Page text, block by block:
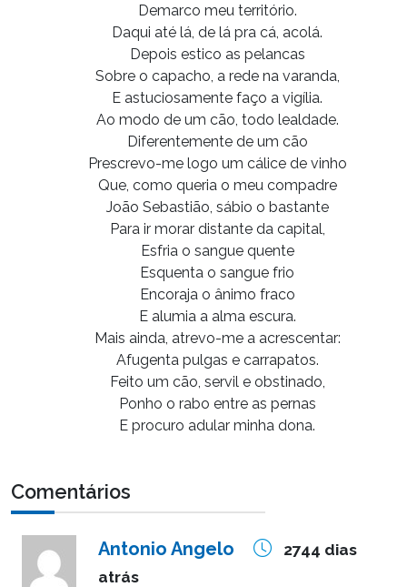
Demarco meu território.
Daqui até lá, de lá pra cá, acolá.
Depois estico as pelancas
Sobre o capacho, a rede na varanda,
E astuciosamente faço a vigília.
Ao modo de um cão, todo lealdade.
Diferentemente de um cão
Prescrevo-me logo um cálice de vinho
Que, como queria o meu compadre
João Sebastião, sábio o bastante
Para ir morar distante da capital,
Esfria o sangue quente
Esquenta o sangue frio
Encoraja o ânimo fraco
E alumia a alma escura.
Mais ainda, atrevo-me a acrescentar:
Afugenta pulgas e carrapatos.
Feito um cão, servil e obstinado,
Ponho o rabo entre as pernas
E procuro adular minha dona.
Comentários
Antonio Angelo
2744 dias
atrás